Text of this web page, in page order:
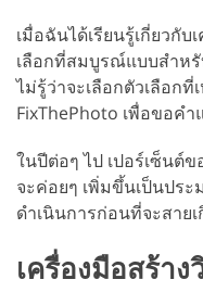
เมื่อฉันได้เรียนรู้เกี่ยวกั
เลือกที่สมบูรณ์แบบสำห
ไม่รู้ว่าจะเลือกตัวเลือก
FixThePhoto เพื่อขอค
ในปีต่อๆ ไป เปอร์เซ็นต์
จะค่อยๆ เพิ่มขึ้นเป็นปร
ดำเนินการก่อนที่จะสายเ
เครื่องมือสร้า